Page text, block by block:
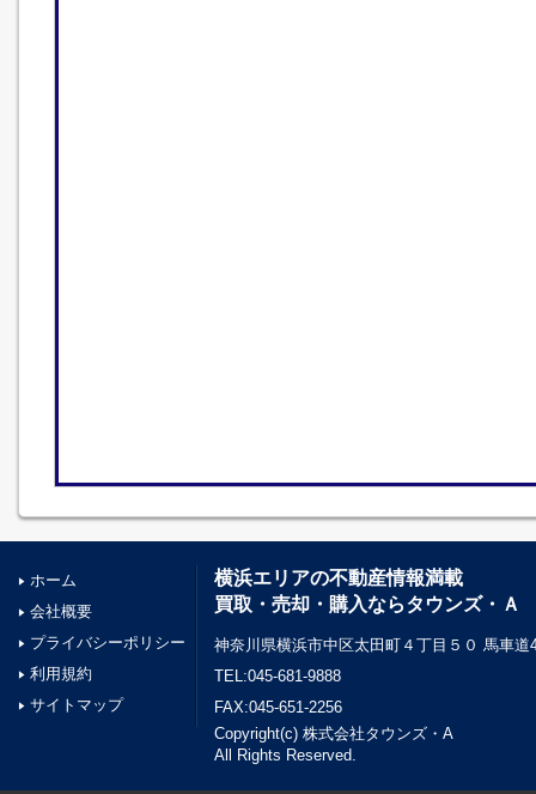
ホーム
会社概要
プライバシーポリシー
利用規約
サイトマップ
横浜エリアの不動産情報満載
買取・売却・購入ならタウンズ・Ａ
神奈川県横浜市中区太田町４丁目５０ 馬車道
TEL:045-681-9888
FAX:045-651-2256
Copyright(c) 株式会社タウンズ・A
All Rights Reserved.